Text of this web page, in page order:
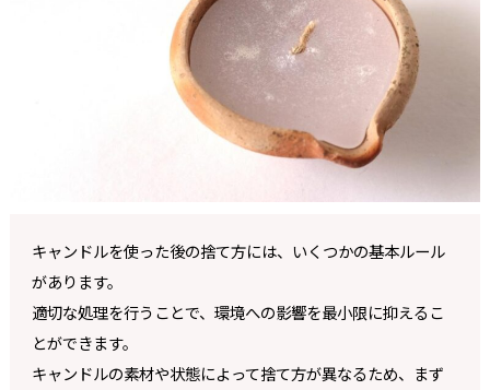
キャンドルを使った後の捨て方には、いくつかの基本ルール
があります。
適切な処理を行うことで、環境への影響を最小限に抑えるこ
とができます。
キャンドルの素材や状態によって捨て方が異なるため、まず